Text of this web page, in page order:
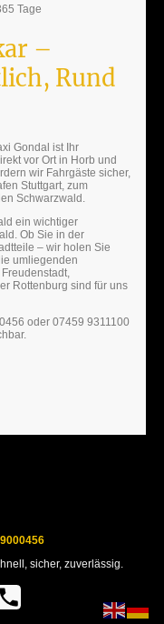
Tage
–
Rund
Gondal ist Ihr
vor Ort in Horb und
wir Fahrgäste sicher,
Stuttgart, zum
Schwarzwald.
ein wichtiger
Ob Sie in der
– wir holen Sie
umliegenden
Rottenburg sind für uns
oder 07459 9311100
sicher, zuverlässig.